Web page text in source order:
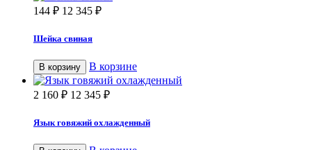
144 ₽ 12 345 ₽
Шейка свиная
В корзину В корзине
2 160 ₽ 12 345 ₽
Язык говяжий охлажденный